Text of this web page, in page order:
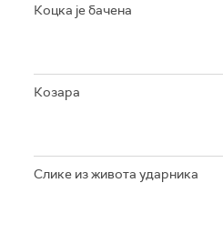
Коцка је бачена
Козара
Слике из живота ударника